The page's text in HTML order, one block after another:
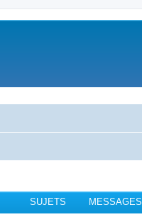
SUJETS MESSAGES